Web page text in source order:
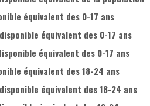
équivalent des 0-17 ans
équivalent des 0-17 ans
équivalent des 0-17 ans
équivalent des 18-24 ans
équivalent des 18-24 ans